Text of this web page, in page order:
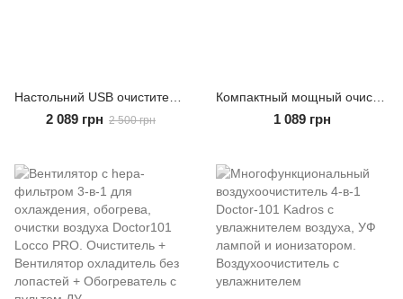
2 089 грн 2 500 грн 1 089 грн